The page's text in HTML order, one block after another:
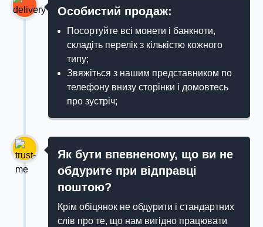
Особистий продаж:
Посортуйте всі монети і банкноти,
складіть перелік з кількістю кожного
типу;
Звяжіться з нашим представником по
телефону внизу сторінки і домовтесь
про зустріч;
Як бути впевненому, що ви не
обдурите при відправці
поштою?
Крім обіцянок не обдурити і стандартних
слів про те, що нам вигідно працювати